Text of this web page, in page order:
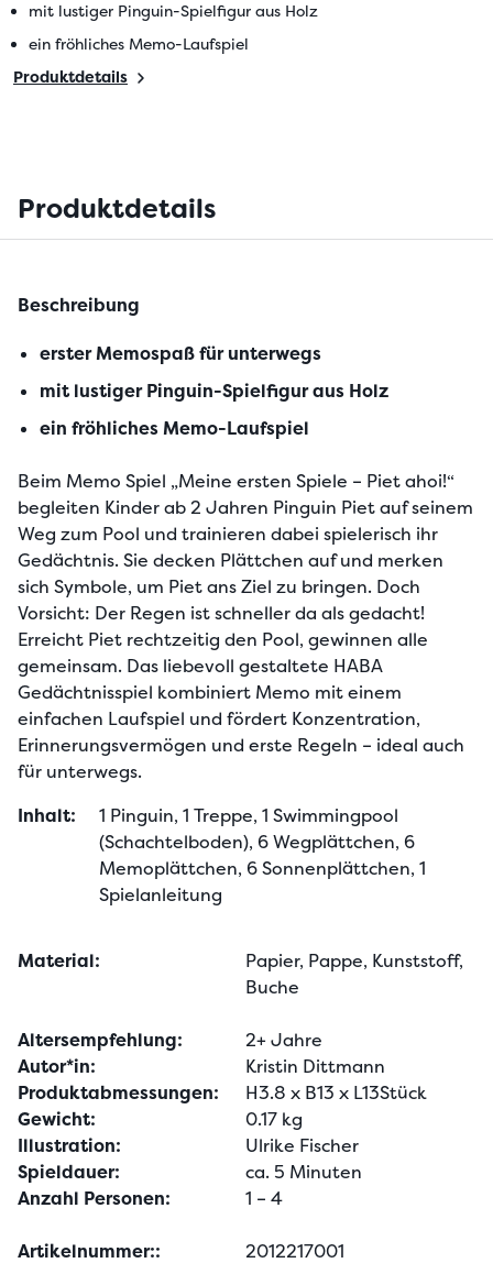
mit lustiger Pinguin-Spielfigur aus Holz
ein fröhliches Memo-Laufspiel
Produktdetails
Produktdetails
Beschreibung
erster Memospaß für unterwegs
mit lustiger Pinguin-Spielfigur aus Holz
ein fröhliches Memo-Laufspiel
Beim Memo Spiel „Meine ersten Spiele – Piet ahoi!“
begleiten Kinder ab 2 Jahren Pinguin Piet auf seinem
Weg zum Pool und trainieren dabei spielerisch ihr
Gedächtnis. Sie decken Plättchen auf und merken
sich Symbole, um Piet ans Ziel zu bringen. Doch
Vorsicht: Der Regen ist schneller da als gedacht!
Erreicht Piet rechtzeitig den Pool, gewinnen alle
gemeinsam. Das liebevoll gestaltete HABA
Gedächtnisspiel kombiniert Memo mit einem
einfachen Laufspiel und fördert Konzentration,
Erinnerungsvermögen und erste Regeln – ideal auch
für unterwegs.
Inhalt:
1 Pinguin, 1 Treppe, 1 Swimmingpool
(Schachtelboden), 6 Wegplättchen, 6
Memoplättchen, 6 Sonnenplättchen, 1
Spielanleitung
Material:
Papier, Pappe, Kunststoff,
Buche
Altersempfehlung:
2+ Jahre
Autor*in:
Kristin Dittmann
Produktabmessungen:
H3.8 x B13 x L13Stück
Gewicht:
0.17 kg
Illustration:
Ulrike Fischer
Spieldauer:
ca. 5 Minuten
Anzahl Personen:
1 – 4
Artikelnummer:: 2012217001